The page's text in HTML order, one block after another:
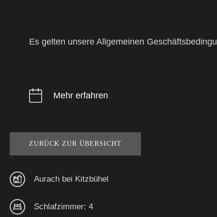
Es gelten unsere Allgemeinen
Mehr erfahren
ZURÜCK ZUR ÜBERSICHT
Aurach bei Kitzbühel
Schlafzimmer: 4